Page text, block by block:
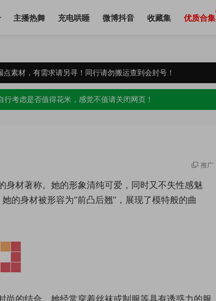
主播热舞 充电哄睡 微博抖音 收藏集 优质合集
素材，有需求请另寻！同行请勿搬运查到会封号！
考虑是否值得花米，感觉不值请关闭网页！
推广
身材著称。她的形象清纯可爱，同时又不失性感魅
的身材被形容为“前凸后翘”，展现了模特般的曲
的结合。她经常穿着丝袜或制服等具有诱惑力的服